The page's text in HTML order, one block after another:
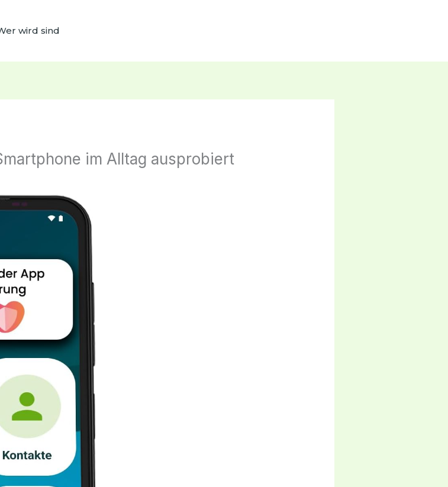
wird sind
im Alltag ausprobiert